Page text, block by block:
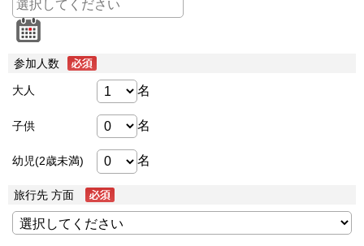
参加人数
大人 名
子供 名
幼児(2歳未満) 名
旅行先 方面